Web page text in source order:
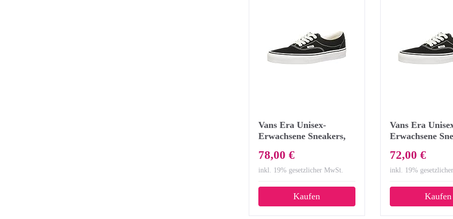
Vans Era Unisex-
Erwachsene Sneakers,
49 EU
78,00 €
inkl. 19% gesetzlicher MwSt.
Kaufen
Vans Era
Erwachsene
37 EU
72,00 €
inkl. 19%
Kaufen